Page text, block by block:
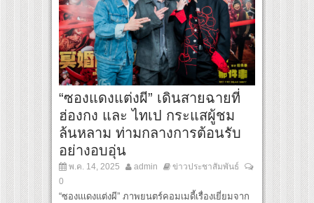
“ซองแดงแต่งผี” เดินสายฉายที่
ฮ่องกง และ ไทเป กระแสผู้ชม
ล้นหลาม ท่ามกลางการต้อนรับ
อย่างอบอุ่น
พ.ค. 14, 2025 admin
ข่าวประชาสัมพันธ์
0
“ซองแเดงแต่งผี” ภาพยนตร์คอมเมดี้เรื่องเยี่ยมจาก